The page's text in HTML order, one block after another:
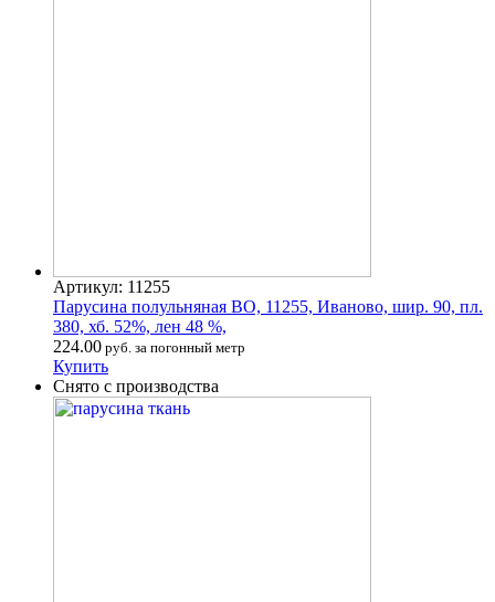
Артикул: 11255
Парусина полульняная ВО, 11255, Иваново, шир. 90, пл.
380, хб. 52%, лен 48 %,
224.00 руб. за погонный метр
Купить
Снято с производства